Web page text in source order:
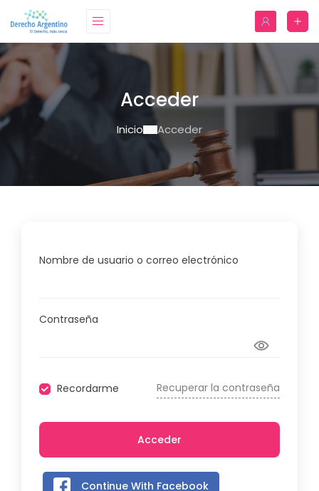
Acceder
Inicio Acceder
Nombre de usuario o correo electrónico
Contraseña
Recordarme Recuperar la contraseña
Acceder
Continue With Facebook